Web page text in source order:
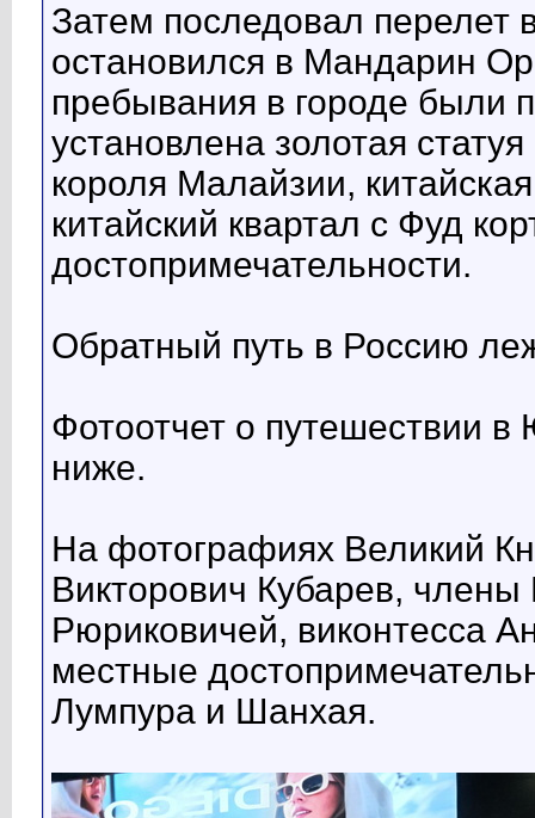
Затем последовал перелет
остановился в Мандарин
пребывания в городе
установлена золотая
короля Малайзии,
китайский квартал с Фуд
достопримечательности.
Обратный путь в Россию
Фотоотчет о путешествии
ниже.
На фотографиях Великий
Викторович Кубарев,
Рюриковичей, виконтесса
местные
Лумпура и Шанхая.